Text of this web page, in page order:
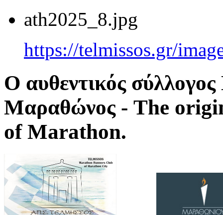
ath2025_8.jpg
https://telmissos.gr/
Ο αυθεντικός
Μαραθώνος - The
of Marathon.